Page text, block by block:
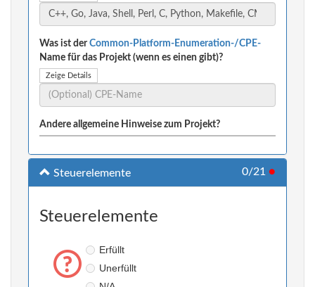
Was ist derCommon-Platform-Enumeration-/CPE-
Name für das Projekt (wenn es einen gibt)?
Zeige Details
Andere allgemeine Hinweise zum Projekt?
Steuerelemente 0/21 ●
Steuerelemente
Erfüllt
Unerfüllt